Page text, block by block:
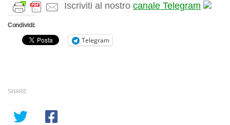
Iscriviti al nostro canale Telegram
Condividi:
Telegram
SHARE